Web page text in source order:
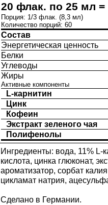
20 флак. по 25 мл
Порция: 1/3 флак. (8,3 мл)
Количество порций: 60
Состав
Энергетическая ценность
Белки
Углеводы
Жиры
Активные компоненты
L-карнитин
Цинк
Кофеин
Экстракт зеленого чая
Полифенолы
Ингредиенты: вода, 11% L-
кислота, цинка глюконат,
ароматизатор, сорбат
цикламат натрия,
Сделано в Германии.